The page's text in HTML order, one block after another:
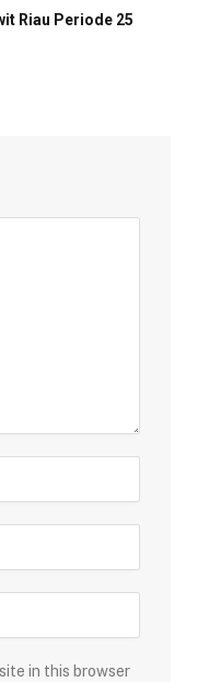
Riau Periode 25
in this browser